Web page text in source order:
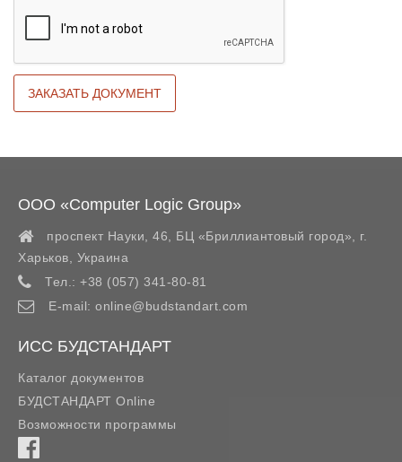
ООО «Computer Logic Group»
проспект Науки, 46, БЦ «Бриллиантовый город»,
г.
Харьков
Украина
Тел.: +38 (057) 341-80-81
E-mail: online@budstandart.com
ИСС БУДСТАНДАРТ
Каталог документов
БУДСТАНДАРТ Online
Возможности программы